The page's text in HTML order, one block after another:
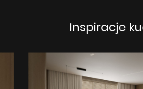
Inspiracje